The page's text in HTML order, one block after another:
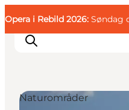
Opera i Rebild 2026: Søndag
GæstDeutsch
Naturområder